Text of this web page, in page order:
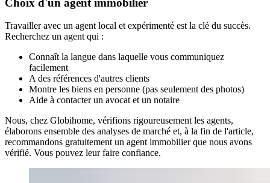
Travailler avec un agent local et expérimenté est la clé du succès.
Recherchez un agent qui :
Connaît la langue dans laquelle vous communiquez
facilement
A des références d'autres clients
Montre les biens en personne (pas seulement des photos)
Aide à contacter un avocat et un notaire
Nous, chez Globihome, vérifions rigoureusement les agents,
élaborons ensemble des analyses de marché et, à la fin de l'article,
recommandons gratuitement un agent immobilier que nous avons
vérifié. Vous pouvez leur faire confiance.